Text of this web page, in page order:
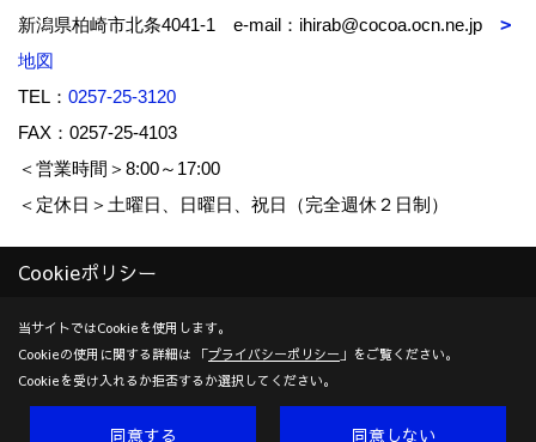
新潟県柏崎市北条4041-1 e-mail：ihirab@cocoa.ocn.ne.jp
地図
TEL： 0257-25-3120
FAX：0257-25-4103
＜営業時間＞8:00～17:00
＜定休日＞土曜日、日曜日、祝日（完全週休２日制）
Reserved.
Produced byゴデスクリエイト
Cookieポリシー
当サイトではCookieを使用します。
Cookieの使用に関する詳細は 「プライバシーポリシー 」をご覧ください。
Cookieを受け入れるか拒否するか選択してください。
同意する 同意しない